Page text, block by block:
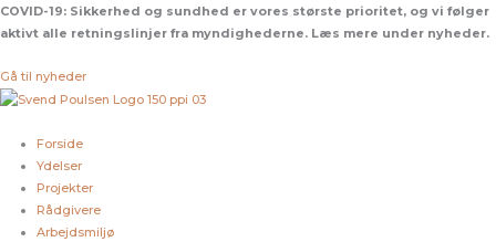
Gå
til
COVID-19: Sikkerhed og sundhed er vores største prioritet, og vi følger
aktivt alle retningslinjer fra myndighederne. Læs mere under nyheder.
Gå til nyheder
Forside
Ydelser
Projekter
Rådgivere
Arbejdsmiljø